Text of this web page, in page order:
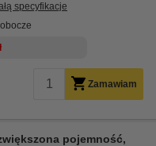
specyfikacje
Zamawiam
pojemność,